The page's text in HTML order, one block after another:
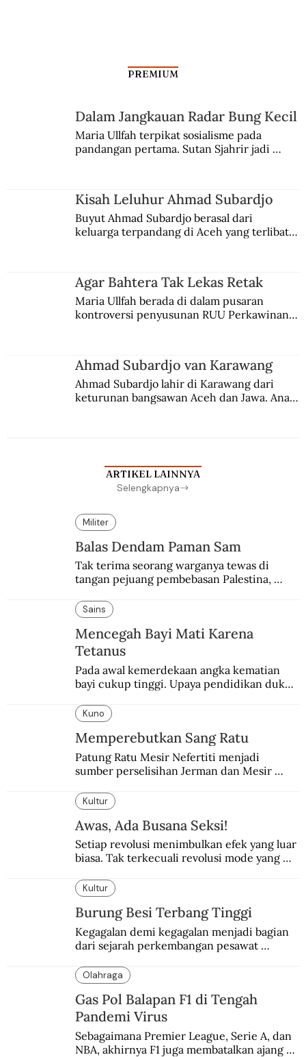
PREMIUM
Dalam Jangkauan Radar Bung Kecil
Maria Ullfah terpikat sosialisme pada
pandangan pertama. Sutan Sjahrir jadi
Kisah Leluhur Ahmad Subardjo
Buyut Ahmad Subardjo berasal dari
keluarga terpandang di Aceh yang terlibat
Agar Bahtera Tak Lekas Retak
Maria Ullfah berada di dalam pusaran
kontroversi penyusunan RUU Perkawinan.
Ahmad Subardjo van Karawang
Ahmad Subardjo lahir di Karawang dari
keturunan bangsawan Aceh dan Jawa. Anak
ARTIKEL LAINNYA
Selengkapnya
Militer
Balas Dendam Paman Sam
Tak terima seorang warganya tewas di
tangan pejuang pembebasan Palestina,
pembalasan.
Sains
Mencegah Bayi Mati Karena
Tetanus
Pada awal kemerdekaan angka kematian
bayi cukup tinggi. Upaya pendidikan dukun
Kuno
Memperebutkan Sang Ratu
Patung Ratu Mesir Nefertiti menjadi
sumber perselisihan Jerman dan Mesir
Kultur
Awas, Ada Busana Seksi!
Setiap revolusi menimbulkan efek yang luar
biasa. Tak terkecuali revolusi mode yang
Kultur
Burung Besi Terbang Tinggi
Kegagalan demi kegagalan menjadi bagian
dari sejarah perkembangan pesawat
Olahraga
Gas Pol Balapan F1 di Tengah
Pandemi Virus
Sebagaimana Premier League, Serie A, dan
NBA, akhirnya F1 juga membatalkan ajang